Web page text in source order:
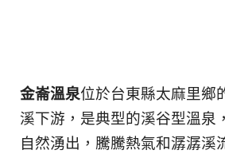
金崙溫泉位於台東縣太麻里鄉
溪下游，是典型的溪谷型溫泉
自然湧出，騰騰熱氣和潺潺溪